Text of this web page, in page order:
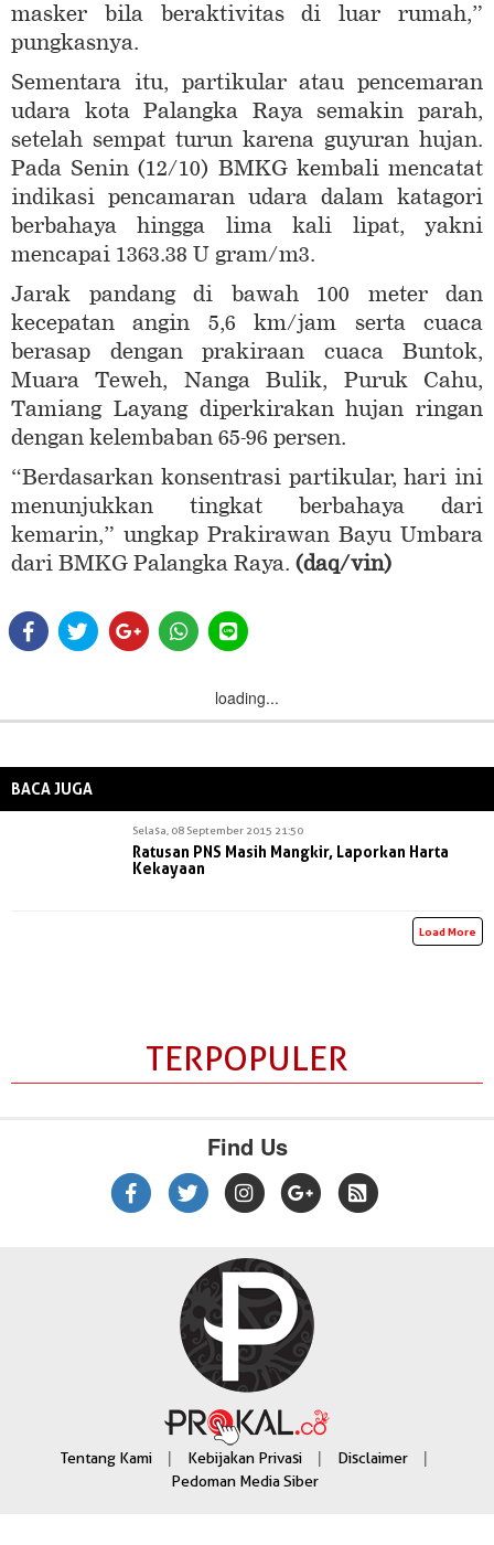
masker bila beraktivitas di luar rumah,”
pungkasnya.
Sementara itu, partikular atau pencemaran
udara kota Palangka Raya semakin parah,
setelah sempat turun karena guyuran hujan.
Pada Senin (12/10) BMKG kembali mencatat
indikasi pencamaran udara dalam katagori
berbahaya hingga lima kali lipat, yakni
mencapai 1363.38 U gram/m3.
Jarak pandang di bawah 100 meter dan
kecepatan angin 5,6 km/jam serta cuaca
berasap dengan prakiraan cuaca Buntok,
Muara Teweh, Nanga Bulik, Puruk Cahu,
Tamiang Layang diperkirakan hujan ringan
dengan kelembaban 65-96 persen.
“Berdasarkan konsentrasi partikular, hari ini
menunjukkan tingkat berbahaya dari
kemarin,” ungkap Prakirawan Bayu Umbara
dari BMKG Palangka Raya. (daq/vin)
loading...
BACA JUGA
Selasa, 08 September 2015 21:50
Ratusan PNS Masih Mangkir, Laporkan Harta
Kekayaan
Load More
TERPOPULER
Find Us
Tentang Kami | Kebijakan Privasi | Disclaimer |
Pedoman Media Siber